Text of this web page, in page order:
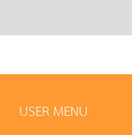
USER MENU